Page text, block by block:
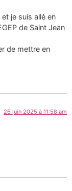
je suis allé en
de Saint Jean
de mettre en
26 juin 2025 à 11:58 am